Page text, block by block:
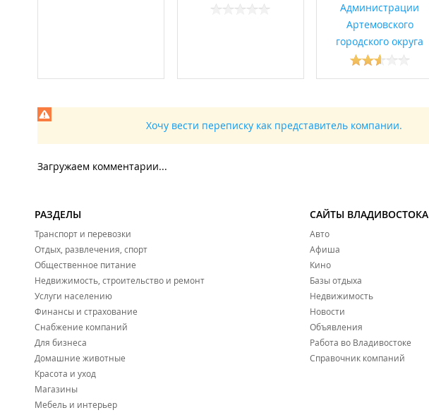
Администрации
Артемовского
городского округа
Хочу вести переписку как представитель компании.
Загружаем комментарии...
РАЗДЕЛЫ
Транспорт и перевозки
Отдых, развлечения, спорт
Общественное питание
Недвижимость, строительство и ремонт
Услуги населению
Финансы и страхование
Снабжение компаний
Для бизнеса
Домашние животные
Красота и уход
Магазины
Мебель и интерьер
САЙТЫ ВЛАДИВОСТОКА
Авто
Афиша
Кино
Базы отдыха
Недвижимость
Новости
Объявления
Работа во Владивостоке
Справочник компаний